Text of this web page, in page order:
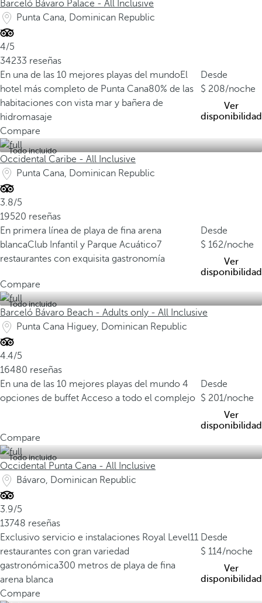
Barceló Bávaro Palace - All Inclusive
Punta Cana, Dominican Republic
4/5
34233 reseñas
En una de las 10 mejores playas del mundoEl
hotel más completo de Punta Cana80% de las
habitaciones con vista mar y bañera de
hidromasaje
Desde
208/noche
Ver
disponibilidad
Compare
Todo incluido
Occidental Caribe - All Inclusive
Punta Cana, Dominican Republic
3.8/5
19520 reseñas
En primera línea de playa de fina arena
blancaClub Infantil y Parque Acuático7
restaurantes con exquisita gastronomía
Desde
162/noche
Ver
disponibilidad
Compare
Todo incluido
Barceló Bávaro Beach - Adults only - All Inclusive
Punta Cana Higuey, Dominican Republic
4.4/5
16480 reseñas
En una de las 10 mejores playas del mundo 4
opciones de buffet Acceso a todo el complejo
Desde
201/noche
Ver
disponibilidad
Compare
Todo incluido
Occidental Punta Cana - All Inclusive
Bávaro, Dominican Republic
3.9/5
13748 reseñas
Exclusivo servicio e instalaciones Royal Level11
restaurantes con gran variedad
gastronómica300 metros de playa de fina
arena blanca
Desde
114/noche
Ver
disponibilidad
Compare
i
d
a
d
p
o
r
l
a
U
N
E
S
C
O
,
l
a
C
u
d
a
d
C
o
l
o
n
l
d
e
S
a
n
t
o
D
o
m
i